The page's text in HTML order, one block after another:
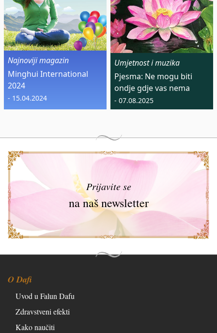
Najnoviji magazin
Minghui International
2024
- 15.04.2024
Umjetnost i muzika
Pjesma: Ne mogu biti
ondje gdje vas nema
- 07.08.2025
Prijavite se
na naš newsletter
O Dafi
Uvod u Falun Dafu
Zdravstveni efekti
Kako naučiti